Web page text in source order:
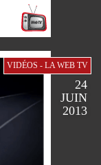
VIDÉOS - LA WEB TV
24
JUIN
2013